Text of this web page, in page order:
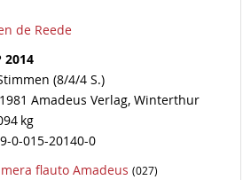
de Reede
2014
(8/4/4 S.)
Amadeus Verlag, Winterthur
kg
0-015-20140-0
flauto Amadeus (027)